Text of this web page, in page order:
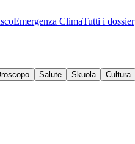
Emergenza ClimaTutti i dossier
Salute Skuola Cultura